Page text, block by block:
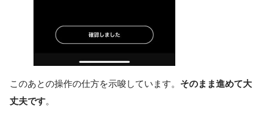
このあとの操作の仕方を示唆しています。 そのまま進めて大
丈夫です。